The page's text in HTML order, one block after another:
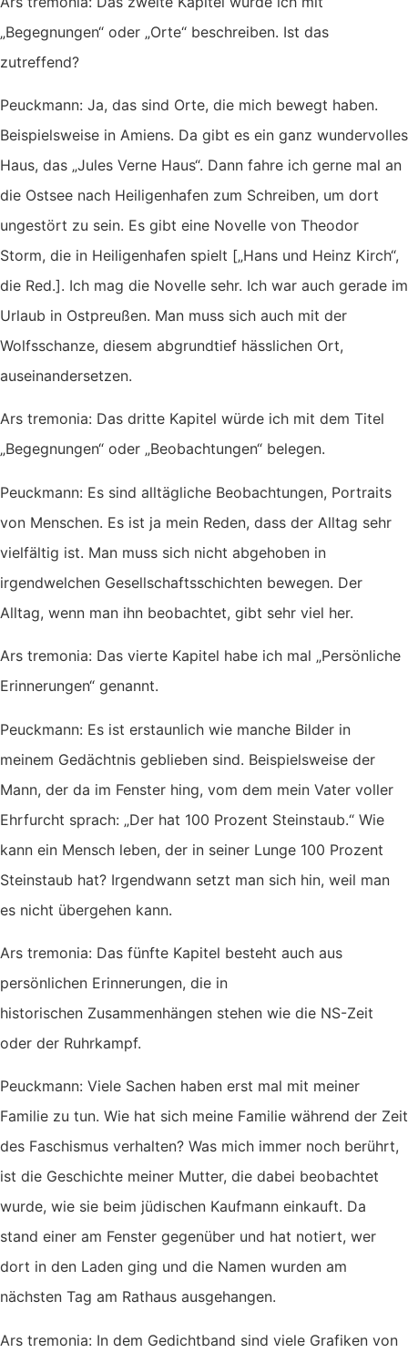
„Begegnungen“ oder „Orte“ beschreiben. Ist das
zutreffend?
Peuckmann: Ja, das sind Orte, die mich bewegt haben.
Beispielsweise in Amiens. Da gibt es ein ganz wundervolles
Haus, das „Jules Verne Haus“. Dann fahre ich gerne mal an
die Ostsee nach Heiligenhafen zum Schreiben, um dort
ungestört zu sein. Es gibt eine Novelle von Theodor
Storm, die in Heiligenhafen spielt [„Hans und Heinz Kirch“,
die Red.]. Ich mag die Novelle sehr. Ich war auch gerade im
Urlaub in Ostpreußen. Man muss sich auch mit der
Wolfsschanze, diesem abgrundtief hässlichen Ort,
auseinandersetzen.
Ars tremonia: Das dritte Kapitel würde ich mit dem Titel
„Begegnungen“ oder „Beobachtungen“ belegen.
Peuckmann: Es sind alltägliche Beobachtungen, Portraits
von Menschen. Es ist ja mein Reden, dass der Alltag sehr
vielfältig ist. Man muss sich nicht abgehoben in
irgendwelchen Gesellschaftsschichten bewegen. Der
Alltag, wenn man ihn beobachtet, gibt sehr viel her.
Ars tremonia: Das vierte Kapitel habe ich mal „Persönliche
Erinnerungen“ genannt.
Peuckmann: Es ist erstaunlich wie manche Bilder in
meinem Gedächtnis geblieben sind. Beispielsweise der
Mann, der da im Fenster hing, vom dem mein Vater voller
Ehrfurcht sprach: „Der hat 100 Prozent Steinstaub.“ Wie
kann ein Mensch leben, der in seiner Lunge 100 Prozent
Steinstaub hat? Irgendwann setzt man sich hin, weil man
es nicht übergehen kann.
Ars tremonia: Das fünfte Kapitel besteht auch aus
persönlichen Erinnerungen, die in
historischen Zusammenhängen stehen wie die NS-Zeit
oder der Ruhrkampf.
Peuckmann: Viele Sachen haben erst mal mit meiner
Familie zu tun. Wie hat sich meine Familie während der Zeit
des Faschismus verhalten? Was mich immer noch berührt,
ist die Geschichte meiner Mutter, die dabei beobachtet
wurde, wie sie beim jüdischen Kaufmann einkauft. Da
stand einer am Fenster gegenüber und hat notiert, wer
dort in den Laden ging und die Namen wurden am
nächsten Tag am Rathaus ausgehangen.
Ars tremonia: In dem Gedichtband sind viele Grafiken von